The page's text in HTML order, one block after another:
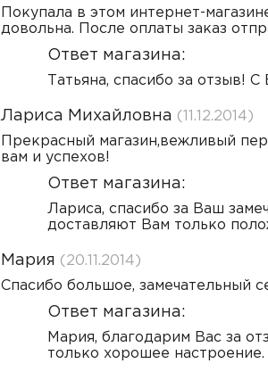
Покупала в этом интернет-
довольна. После оплаты заказ
Ответ магазина:
Татьяна, спасибо за отзыв!
Лариса Михайловна (11.12.2014)
Прекрасный магазин,вежливый
вам и успехов!
Ответ магазина:
Лариса, спасибо за Ваш
доставляют Вам только
Мария (20.11.2014)
Спасибо большое, замечательный
Ответ магазина:
Мария, благодарим Вас за
только хорошее